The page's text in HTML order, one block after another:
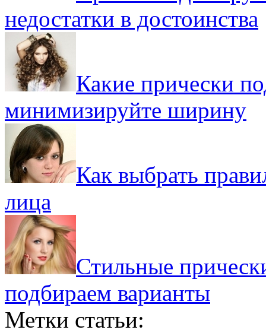
недостатки в достоинства
Какие прически
минимизируйте ширину
Как выбрать
лица
Стильные
подбираем варианты
Метки статьи: